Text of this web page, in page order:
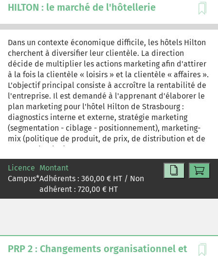
HILTON : le marché de l'hôtellerie
Dans un contexte économique difficile, les hôtels Hilton
cherchent à diversifier leur clientèle. La direction
décide de multiplier les actions marketing afin d'attirer
à la fois la clientèle « loisirs » et la clientèle « affaires ».
L'objectif principal consiste à accroître la rentabilité de
l'entreprise. Il est demandé à l'apprenant d'élaborer le
plan marketing pour l'hôtel Hilton de Strasbourg :
diagnostics interne et externe, stratégie marketing
(segmentation - ciblage - positionnement), marketing-
mix (politique de produit, de prix, de distribution et de
communication).
Licence
Campus*
Montant
Adhérents : 360,00 € HT / Non
adhérent : 720,00 € HT
PRP 2 : Changements organisationnel et